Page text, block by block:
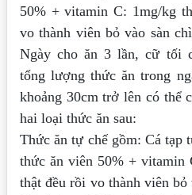
50% + vitamin C: 1mg/kg
vo thành viên bỏ vào sàn
Ngày cho ăn 3 lần, cữ tối
tổng lượng thức ăn trong
khoảng 30cm trở lên có thể
hai loại thức ăn sau:
Thức ăn tự chế gồm: Cá tạp
thức ăn viên 50% + vitamin
thật đều rồi vo thành viên